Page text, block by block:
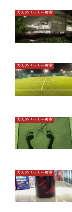
大人のサッカー教室
大人のサッカー教室
大人のサッカー教室
大人のサッカー教室